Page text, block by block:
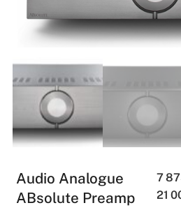
Audio Analogue
ABsolute Preamp
7
21